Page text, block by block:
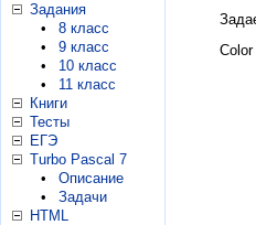
Задания
•
8 класс
•
9 класс
•
10 класс
•
11 класс
Книги
Тесты
ЕГЭ
Turbo Pascal 7
•
Описание
•
Задачи
HTML